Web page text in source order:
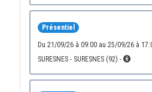
Présentiel
du 21/09/26 à 09:00 au 25/09/26 à 17:00 - CENIT KEONYS
SURESNES - SURESNES (92) -